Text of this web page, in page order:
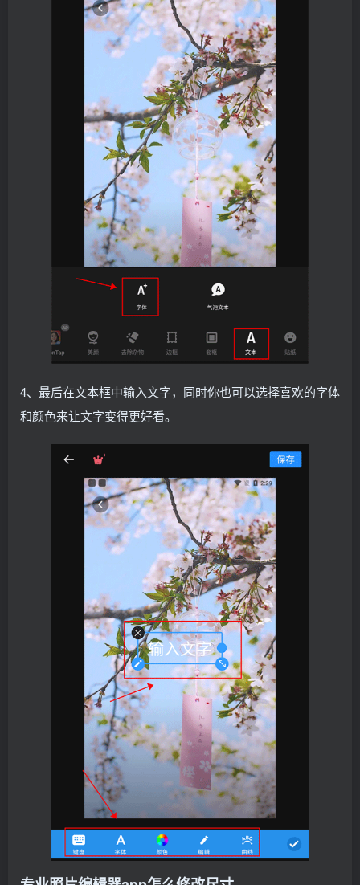
4、最后在文本框中输入文字，同时你也可以选择喜欢的字体
和颜色来让文字变得更好看。